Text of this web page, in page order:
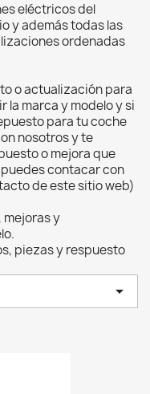
eléctricos del
y además todas las
ordenadas
o actualización para
la marca y modelo y si
para tu coche
nosotros y te
o mejora que
contacar con
de este sitio web)
mejoras y
piezas y respuesto
